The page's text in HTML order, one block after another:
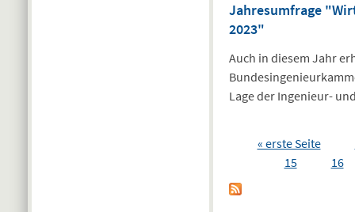
Jahresumfrage
2023"
Auch in diesem Jahr
Lage der Ingenieur-
Seiten« erste Seite
15
16